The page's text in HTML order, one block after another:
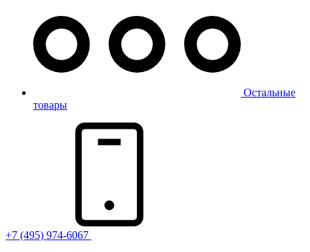
Остальные
товары
+7 (495) 974-6067